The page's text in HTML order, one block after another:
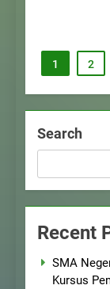
1 2
Search
Recent
SMA
Kursus